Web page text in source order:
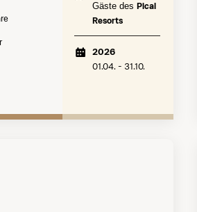
Gäste desPical
Resorts
2026
01.04. - 31.10.